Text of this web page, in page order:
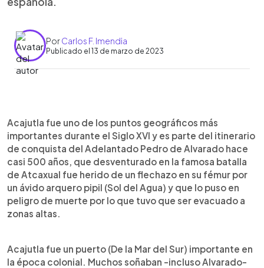
PorCarlos F. Imendia
Publicado el 13 de marzo de 2023
► Escuchar artículo
Acajutla fue uno de los puntos geográficos más
importantes durante el Siglo XVI y es parte del itinerario
de conquista del Adelantado Pedro de Alvarado hace
casi 500 años, que desventurado en la famosa batalla
de Atcaxual fue herido de un flechazo en su fémur por
un ávido arquero pipil (Sol del Agua) y que lo puso en
peligro de muerte por lo que tuvo que ser evacuado a
zonas altas.
Acajutla fue un puerto (De la Mar del Sur) importante en
la época colonial. Muchos soñaban -incluso Alvarado-